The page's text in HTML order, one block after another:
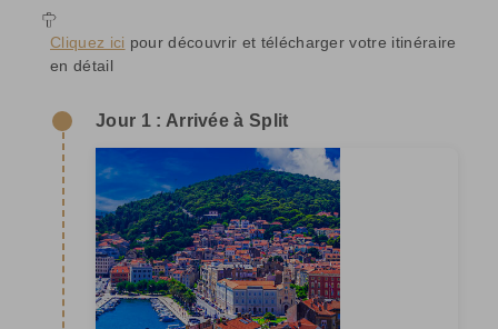
Cliquez ici pour découvrir et télécharger votre itinéraire
en détail
Jour 1 : Arrivée à Split